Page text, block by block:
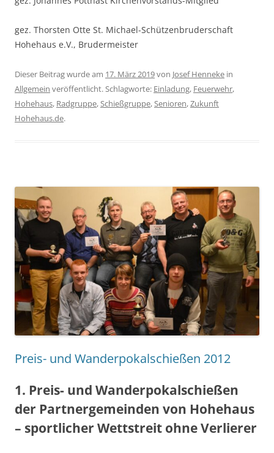
gez. Thorsten Otte St. Michael-Schützenbruderschaft
Hohehaus e.V., Brudermeister
Dieser Beitrag wurde am 17. März 2019von Josef Henneke in
Allgemein veröffentlicht. Schlagworte: Einladung, Feuerwehr,
Hohehaus, Radgruppe, Schießgruppe, Senioren,Zukunft
Hohehaus.de.
Preis- und Wanderpokalschießen 2012
1. Preis- und Wanderpokalschießen
der Partnergemeinden von Hohehaus
– sportlicher Wettstreit ohne Verlierer